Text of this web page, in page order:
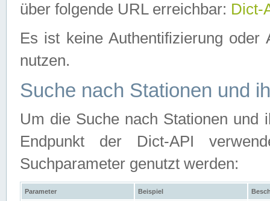
über folgende URL erreichbar: Dict-
Es ist keine Authentifizierung
nutzen.
Suche nach Stationen und
Um die Suche nach Stationen und
Endpunkt der Dict-API
Suchparameter genutzt werden:
Parameter Beispiel